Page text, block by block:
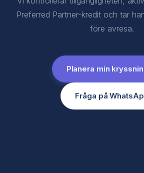
Preferred Partner-kredit och tar
före avresa.
Planera min
Fråga på